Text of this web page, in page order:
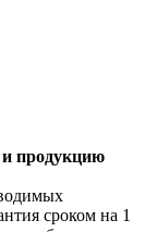
и продукцию
сроком на 1